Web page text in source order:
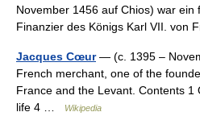
November 1456 auf Chios) war ein
Finanzier des Königs Karl VII. von
Jacques Cœur— (c. 1395 –
French merchant, one of the
France and the Levant. Contents
life 4 …
Wikipedia